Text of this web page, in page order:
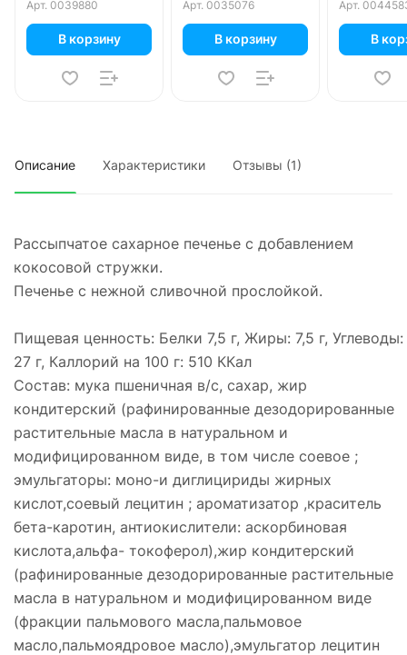
Арт. 0039880
В корзину
Арт. 0035076
В корзину
Арт.
В
Описание Характеристики Отзывы (1)
Рассыпчатое сахарное печенье с добавлением
кокосовой стружки.
Печенье с нежной сливочной прослойкой.
Пищевая ценность: Белки 7,5 г, Жиры: 7,5 г, Углеводы:
27 г, Каллорий на 100 г: 510 ККал
Состав: мука пшеничная в/с, сахар, жир
кондитерский (рафинированные дезодорированные
растительные масла в натуральном и
модифицированном виде, в том числе соевое ;
эмульгаторы: моно-и диглицириды жирных
кислот,соевый лецитин ; ароматизатор ,краситель
бета-каротин, антиокислители: аскорбиновая
кислота,альфа- токоферол),жир кондитерский
(рафинированные дезодорированные растительные
масла в натуральном и модифицированном виде
(фракции пальмового масла,пальмовое
масло,пальмоядровое масло),эмульгатор лецитин